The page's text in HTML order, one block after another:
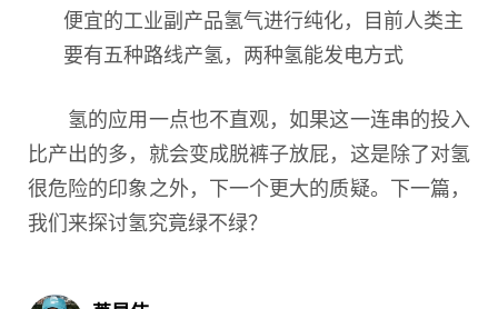
便宜的工业副产品氢气进行纯化，目前人类主
要有五种路线产氢，两种氢能发电方式
氢的应用一点也不直观，如果这一连串的投入
比产出的多，就会变成脱裤子放屁，这是除了对氢
很危险的印象之外，下一个更大的质疑。下一篇，
我们来探讨氢究竟绿不绿？